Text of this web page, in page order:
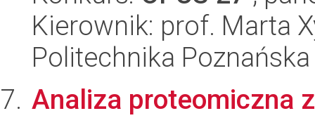
Kierownik: prof. Marta
Politechnika Poznańska
Analiza proteomiczna